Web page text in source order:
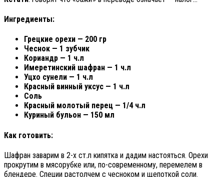
Ингредиенты:
Грецкие орехи — 200 гр
Чеснок — 1 зубчик
Кориандр — 1 ч.л
Имеретинский шафран — 1 ч.л
Уцхо сунели — 1 ч.л
Красный винный уксус — 1 ч.л
Соль
Красный молотый перец — 1/4 ч.л
Куриный бульон — 150 мл
Как готовить:
Шафран заварим в 2-х ст.л кипятка и дадим настояться. Орехи
прокрутим в мясорубке или, по-современному, перемелем в
блендере. Специи растолчем с чесноком и щепоткой соли.